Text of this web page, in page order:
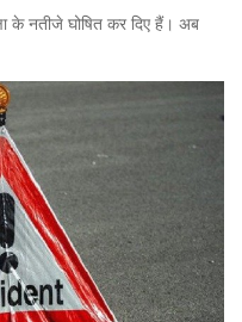
के नतीजे घोषित कर दिए हैं। अब